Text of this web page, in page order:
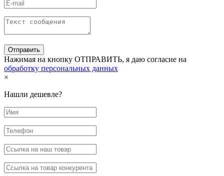
Нажимая на кнопку ОТПРАВИТЬ, я даю согласие на
обработку персональных данных
×
Нашли дешевле?